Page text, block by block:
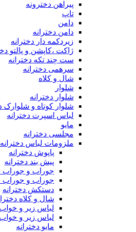
پیراهن دخترونه
تاپ
دامن
دامن دخترانه
زیردکمه دار دخترانه
ژاکت ،کاپشن و پالتو
ست چند تکه دخترانه
سرهمی دخترانه
شال و کلاه
شلوار
شلوار دخترانه
شلوار کوتاه و شلوارک
لباس اسپرت دخترانه
مایو
مجلسی دخترانه
ملزومات لباس دخترانه
پاپوش دخترانه
پیش بند دخترانه
جوراب و جوراب
جوراب و جوراب
دستکش دخترانه
شال و کلاه
لباس زیر و خواب
لباس زیر و خواب
مایو دخترانه